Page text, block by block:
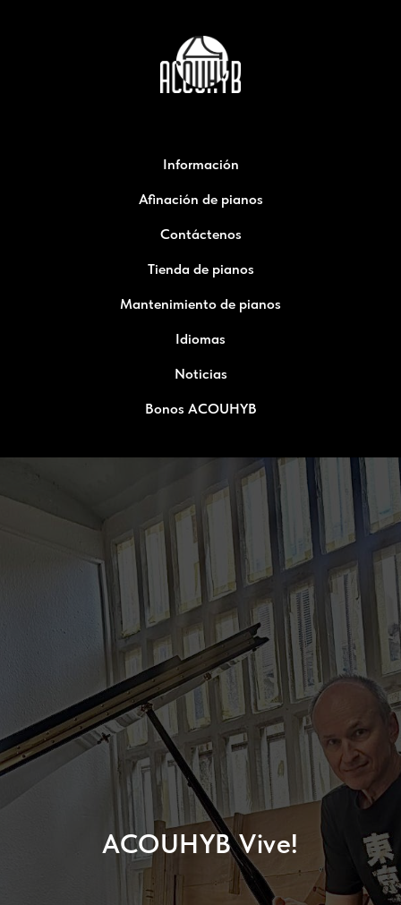
Información
Afinación de pianos
Contáctenos
Tienda de pianos
Mantenimiento de pianos
Idiomas
Noticias
Bonos ACOUHYB
ACOUHYB Vive!